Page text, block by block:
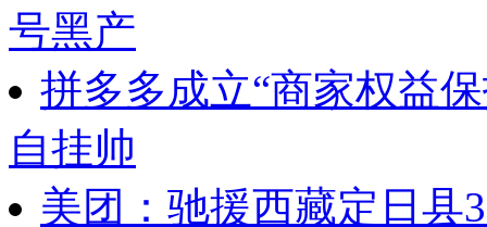
号黑产
拼多多成立“商家权益
自挂帅
美团：驰援西藏定日县